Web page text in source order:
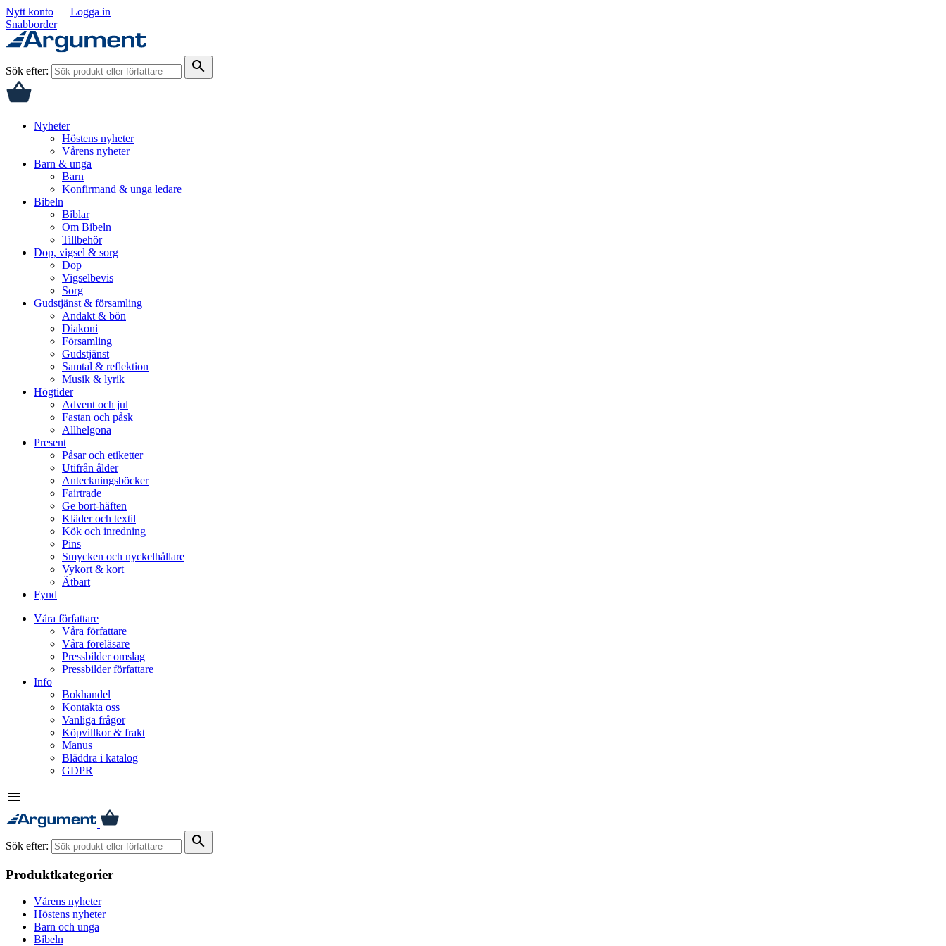
Nytt konto
Logga in
Snabborder
Sök efter: search
Nyheter
Höstens nyheter
Vårens nyheter
Barn & unga
Barn
Konfirmand & unga ledare
Bibeln
Biblar
Om Bibeln
Tillbehör
Dop, vigsel & sorg
Dop
Vigselbevis
Sorg
Gudstjänst & församling
Andakt & bön
Diakoni
Församling
Gudstjänst
Samtal & reflektion
Musik & lyrik
Högtider
Advent och jul
Fastan och påsk
Allhelgona
Present
Påsar och etiketter
Utifrån ålder
Anteckningsböcker
Fairtrade
Ge bort-häften
Kläder och textil
Kök och inredning
Pins
Smycken och nyckelhållare
Vykort & kort
Ätbart
Fynd
Våra författare
Våra författare
Våra föreläsare
Pressbilder omslag
Pressbilder författare
Info
Bokhandel
Kontakta oss
Vanliga frågor
Köpvillkor & frakt
Manus
Bläddra i katalog
GDPR
menu
Sök efter: search
Produktkategorier
Vårens nyheter
Höstens nyheter
Barn och unga
Bibeln